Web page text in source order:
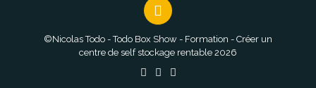
©Nicolas Todo - Todo Box Show - Formation - Créer un
centre de self stockage rentable 2026